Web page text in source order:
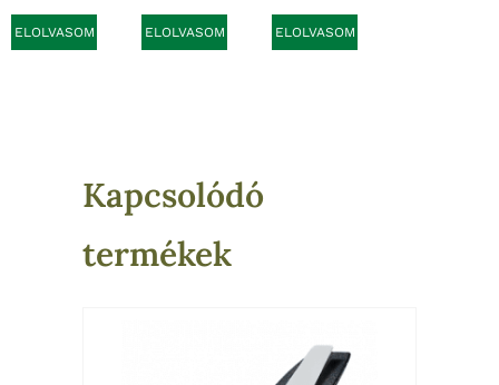
ELOLVASOM ELOLVASOM ELOLVASOM
Kapcsolódó
termékek